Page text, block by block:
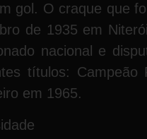
gol. O craque que
de 1935 em
nacional e
títulos: Campeão
em 1965.